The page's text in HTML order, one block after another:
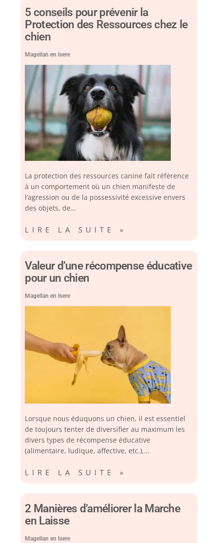
5 conseils pour prévenir la
Protection des Ressources chez le
chien
Magellan en Isere
La protection des ressources canine fait référence
à un comportement où un chien manifeste de
l’agression ou de la possessivité excessive envers
des objets, de…
LIRE LA SUITE »
Valeur d’une récompense éducative
pour un chien
Magellan en Isere
Lorsque nous éduquons un chien, il est essentiel
de toujours tenter de diversifier au maximum les
divers types de récompense éducative
(alimentaire, ludique, affective, etc.),…
LIRE LA SUITE »
2 Manières d’améliorer la Marche
en Laisse
Magellan en Isere